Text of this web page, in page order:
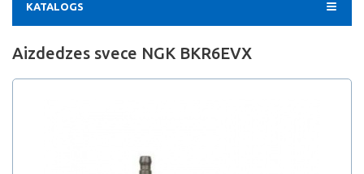
KATALOGS
Aizdedzes svece NGK BKR6EVX